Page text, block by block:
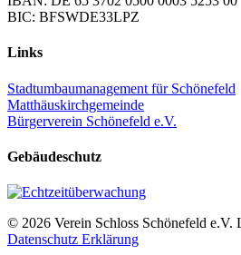
BIC: BFSWDE33LPZ
Links
Stadtumbaumanagement für Schönefeld
Matthäuskirchgemeinde
Bürgerverein Schönefeld e.V.
Gebäudeschutz
© 2026 Verein Schloss Schönefeld e.V.
Datenschutz Erklärung